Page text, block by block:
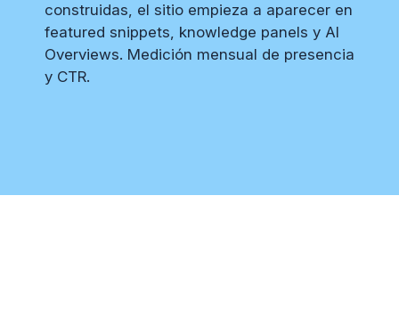
construidas, el sitio empieza a aparecer en
featured snippets, knowledge panels y AI
Overviews. Medición mensual de presencia
y CTR.